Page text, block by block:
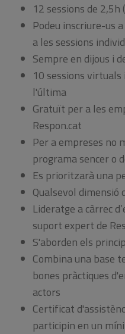
12 sessions de
Podeu inscriure-us
a les sessions
Sempre en dijous i
10 sessions
l'última
Gratuït per a les
Respon.cat
Per a empreses no
programa sencer o
Es prioritzarà una
Qualsevol dimensió
Lideratge a càrrec
suport expert de
S'aborden els
Combina una base
bones pràctiques
actors
Certificat
participin en un